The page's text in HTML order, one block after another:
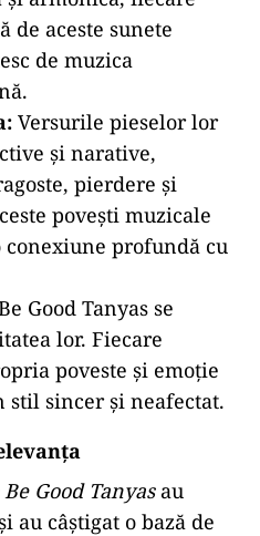
de aceste sunete
de muzica
Versurile pieselor lor
și narative,
pierdere și
povești muzicale
profundă cu
Good Tanyas se
lor. Fiecare
poveste și emoție
stil sincer și neafectat.
Be Good Tanyasau
câștigat o bază de